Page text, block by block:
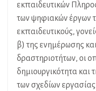
εκπαιδευτικών
των ψηφιακών έργων
εκπαιδευτικούς,
β) της ενημέρωσης
δραστηριοτήτων, οι
δημιουργικότητα
των σχεδίων